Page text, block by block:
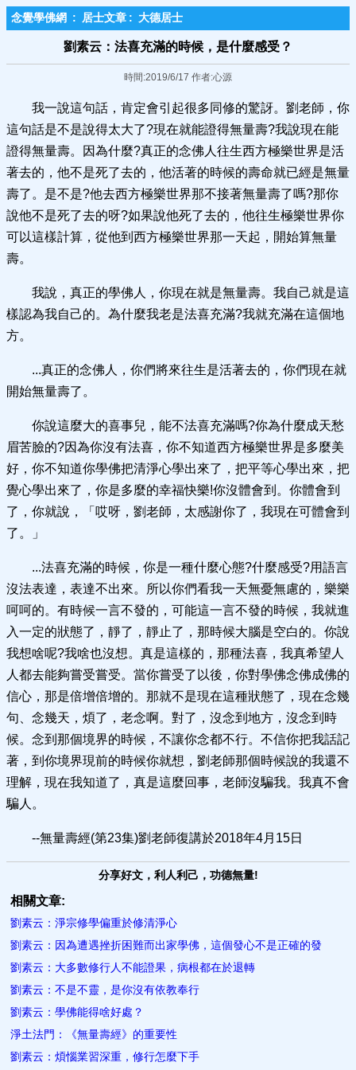
念覺學佛網 : 居士文章 : 大德居士
劉素云：法喜充滿的時候，是什麼感受？
時間:2019/6/17 作者:心源
我一說這句話，肯定會引起很多同修的驚訝。劉老師，你
這句話是不是說得太大了?現在就能證得無量壽?我說現在能
證得無量壽。因為什麼?真正的念佛人往生西方極樂世界是活
著去的，他不是死了去的，他活著的時候的壽命就已經是無量
壽了。是不是?他去西方極樂世界那不接著無量壽了嗎?那你
說他不是死了去的呀?如果說他死了去的，他往生極樂世界你
可以這樣計算，從他到西方極樂世界那一天起，開始算無量
壽。
我說，真正的學佛人，你現在就是無量壽。我自己就是這
樣認為我自己的。為什麼我老是法喜充滿?我就充滿在這個地
方。
...真正的念佛人，你們將來往生是活著去的，你們現在就
開始無量壽了。
你說這麼大的喜事兒，能不法喜充滿嗎?你為什麼成天愁
眉苦臉的?因為你沒有法喜，你不知道西方極樂世界是多麼美
好，你不知道你學佛把清淨心學出來了，把平等心學出來，把
覺心學出來了，你是多麼的幸福快樂!你沒體會到。你體會到
了，你就說，「哎呀，劉老師，太感謝你了，我現在可體會到
了。」
...法喜充滿的時候，你是一種什麼心態?什麼感受?用語言
沒法表達，表達不出來。所以你們看我一天無憂無慮的，樂樂
呵呵的。有時候一言不發的，可能這一言不發的時候，我就進
入一定的狀態了，靜了，靜止了，那時候大腦是空白的。你說
我想啥呢?我啥也沒想。真是這樣的，那種法喜，我真希望人
人都去能夠嘗受嘗受。當你嘗受了以後，你對學佛念佛成佛的
信心，那是倍增倍增的。那就不是現在這種狀態了，現在念幾
句、念幾天，煩了，老念啊。對了，沒念到地方，沒念到時
候。念到那個境界的時候，不讓你念都不行。不信你把我話記
著，到你境界現前的時候你就想，劉老師那個時候說的我還不
理解，現在我知道了，真是這麼回事，老師沒騙我。我真不會
騙人。
--無量壽經(第23集)劉老師復講於2018年4月15日
分享好文，利人利己，功德無量!
相關文章:
劉素云：淨宗修學偏重於修清淨心
劉素云：因為遭遇挫折困難而出家學佛，這個發心不是正確的發
劉素云：大多數修行人不能證果，病根都在於退轉
劉素云：不是不靈，是你沒有依教奉行
劉素云：學佛能得啥好處？
淨土法門：《無量壽經​》的重要性
劉素云：煩惱業習深重，修行怎麼下手